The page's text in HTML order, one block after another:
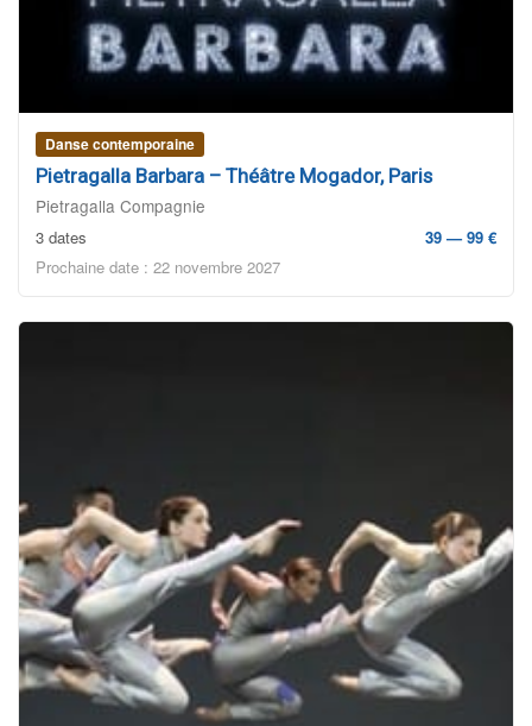
Danse contemporaine
Pietragalla Barbara – Théâtre Mogador, Paris
Pietragalla Compagnie
3 dates
39 — 99 €
Prochaine date : 22 novembre 2027